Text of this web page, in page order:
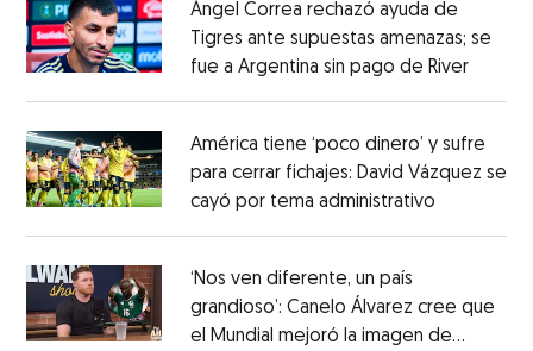
Ángel Correa rechazó ayuda de
Tigres ante supuestas amenazas; se
fue a Argentina sin pago de RiverOpens
América tiene ‘poco dinero’ y sufre
para cerrar fichajes: David Vázquez se
cayó por tema administrativo
‘Nos ven diferente, un país
grandioso’: Canelo Álvarez cree que
el Mundial mejoró la imagen de